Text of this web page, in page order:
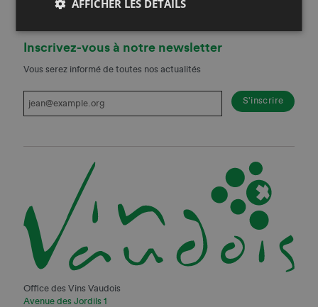
Inscrivez-vous à notre newsletter
Vous serez informé de toutes nos actualités
Office des Vins Vaudois
Avenue des Jordils 1
AFFICHER LES DÉTAILS